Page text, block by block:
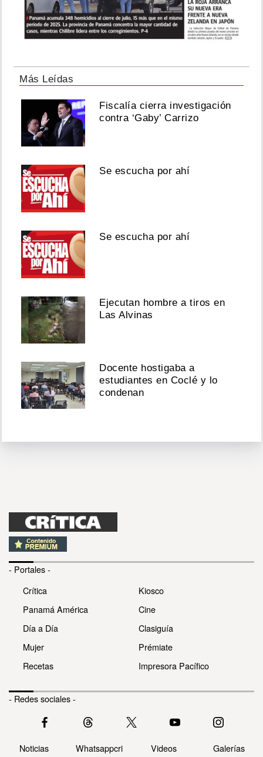
Más Leídas
Fiscalía cierra investigación
contra ‘Gaby’ Carrizo
Se escucha por ahí
Se escucha por ahí
Ejecutan hombre a tiros en
Las Alvinas
Docente hostigaba a
estudiantes en Coclé y lo
condenan
- Portales -
Crítica
Panamá América
Día a Día
Mujer
Recetas
Kiosco
Cine
Clasiguía
Prémiate
Impresora Pacífico
- Redes sociales -
Noticias Whatsappcri Videos Galerías